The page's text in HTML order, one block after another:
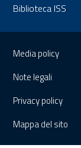
Biblioteca ISS
Media policy
Note legali
Privacy policy
Mappa del sito